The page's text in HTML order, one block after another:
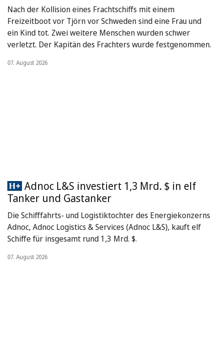
Nach der Kollision eines Frachtschiffs mit einem
Freizeitboot vor Tjörn vor Schweden sind eine Frau und
ein Kind tot. Zwei weitere Menschen wurden schwer
verletzt. Der Kapitän des Frachters wurde festgenommen.
07. August 2026
Adnoc L&S investiert 1,3 Mrd. $ in elf
Tanker und Gastanker
Die Schifffahrts- und Logistiktochter des Energiekonzerns
Adnoc, Adnoc Logistics & Services (Adnoc L&S), kauft elf
Schiffe für insgesamt rund 1,3 Mrd. $.
07. August 2026